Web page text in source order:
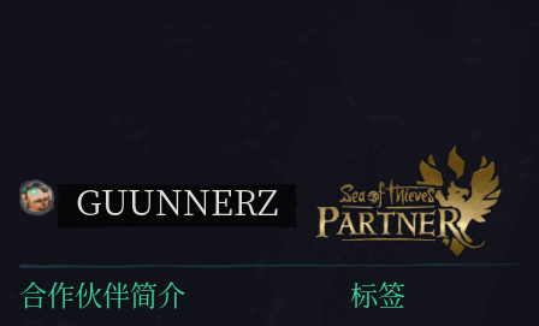
GUUNNERZ
合作伙伴简介 标签